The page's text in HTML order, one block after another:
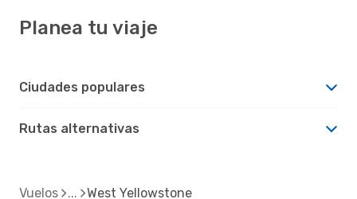
Planea tu viaje
Ciudades populares
Rutas alternativas
Vuelos West Yellowstone